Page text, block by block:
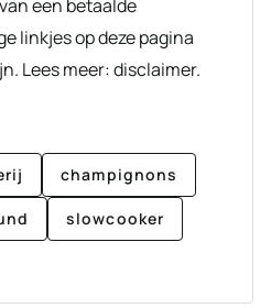
een betaalde
linkjes op deze pagina
Lees meer: disclaimer.
champignons
slowcooker